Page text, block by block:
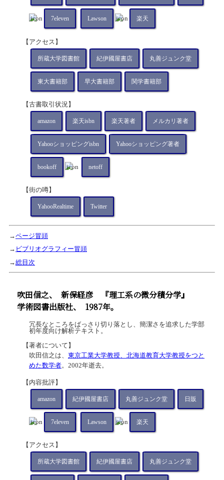
7eleven Lawson 楽天
【アクセス】
所蔵大学図書館 紀伊國屋書店 丸善ジュンク堂
東大書籍部 早大書籍部 関学書籍部
【古書取引状況】
amazon 楽天isbn 楽天著者 メルカリ著者
Yahooショッピングisbn Yahooショッピング著者
bookoff netoff
【街の噂】
YahooRealtime Twitter
→ページ冒頭
→ ビブリオグラフィー冒頭
→総目次
吹田信之、 新保経彦
『理工系の微分積分学』
学術図書出版社、
1987年。
冗長なところをばっさり切り落とし、簡潔さを追求した学部
初年度向け解析テキスト。
【著者について】
吹田信之は、 東京工業大学教授、北海道教育大学教授をつと
めた数学者。2002年逝去。
【内容批評】
amazon 紀伊國屋書店 丸善ジュンク堂 日販
7eleven Lawson 楽天
【アクセス】
所蔵大学図書館 紀伊國屋書店 丸善ジュンク堂